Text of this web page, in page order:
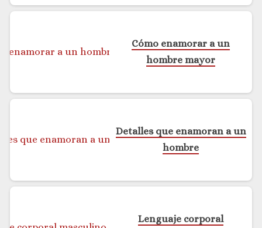
Cómo enamorar a un
hombre mayor
Detalles que enamoran a un
hombre
Lenguaje corporal